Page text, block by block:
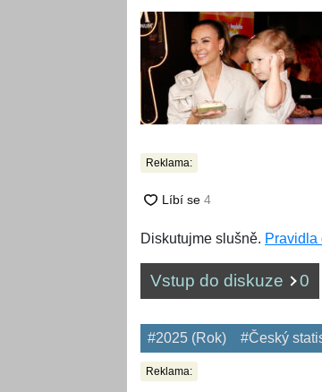
Reklama:
Diskutujme slušně. Pravidla
Vstup do diskuze 0
#2025 (Rok) #Český
Reklama: